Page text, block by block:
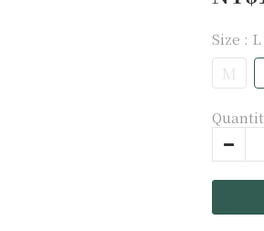
Size : L
M